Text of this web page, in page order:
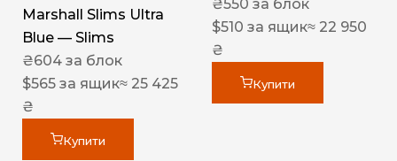
Marshall Slims Ultra
Blue — Slims
₴604 за блок
$565 за ящик≈ 25 425
₴
Купити
₴550 за блок
$510 за ящик≈ 22 950
₴
Купити